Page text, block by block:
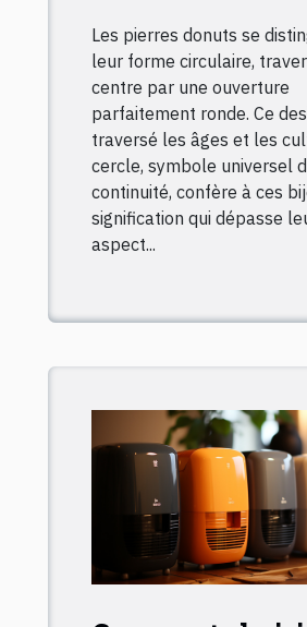
Les pierres donuts se
leur forme circulaire,
centre par une ouverture
parfaitement ronde. Ce
traversé les âges et les
cercle, symbole universel
continuité, confère à ces
signification qui dépasse
aspect...